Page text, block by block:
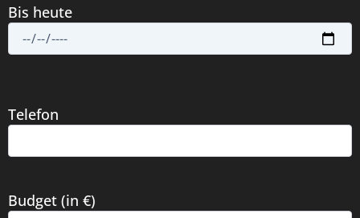
Bis heute
Telefon
Budget (in €)